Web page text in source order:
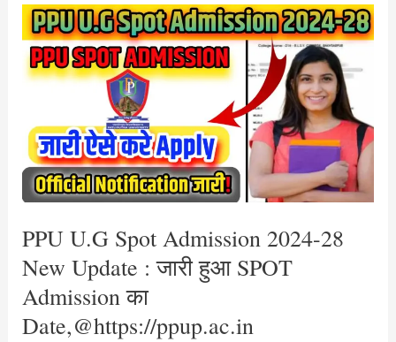
शुरू
होगा
Admission
PPU U.G Spot Admission 2024-28
New Update : जारी हुआ SPOT
Admission का
Date,@https://ppup.ac.in
PPU
U.G
Spot
Admission
28
New
Update
:
जारी
SPOT
Admission
का